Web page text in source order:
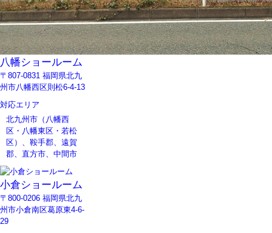
八幡ショールーム
〒807-0831 福岡県北九
州市八幡西区則松6-4-13
対応エリア
北九州市（八幡西
区・八幡東区・若松
区）、鞍手郡、遠賀
郡、直方市、中間市
小倉ショールーム
〒800-0206 福岡県北九
州市小倉南区葛原東4-6-
29